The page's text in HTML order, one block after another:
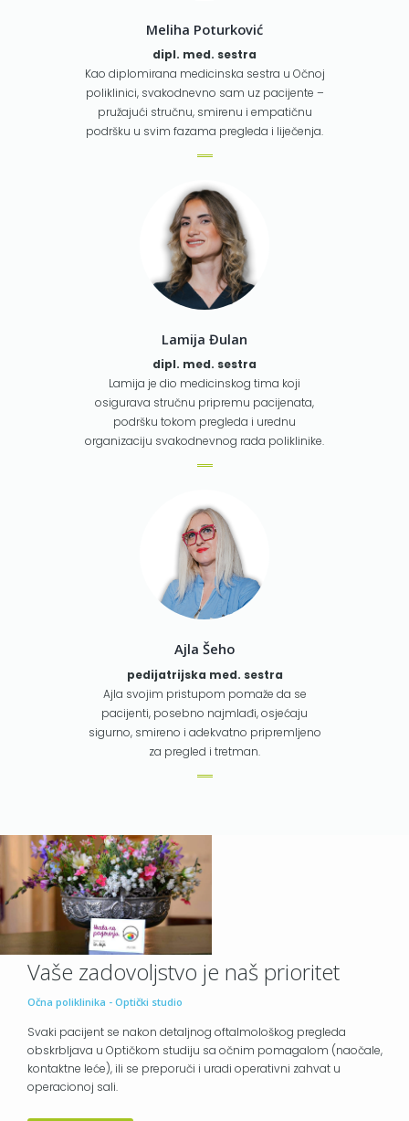
Meliha Poturković
dipl. med. sestra
Kao diplomirana medicinska sestra u Očnoj
poliklinici, svakodnevno sam uz pacijente –
pružajući stručnu, smirenu i empatičnu
podršku u svim fazama pregleda i liječenja.
Lamija Đulan
dipl. med. sestra
Lamija je dio medicinskog tima koji
osigurava stručnu pripremu pacijenata,
podršku tokom pregleda i urednu
organizaciju svakodnevnog rada poliklinike.
Ajla Šeho
pedijatrijska med. sestra
Ajla svojim pristupom pomaže da se
pacijenti, posebno najmlađi, osjećaju
sigurno, smireno i adekvatno pripremljeno
za pregled i tretman.
Vaše zadovoljstvo je naš prioritet
Očna poliklinika - Optički studio
Svaki pacijent se nakon detaljnog oftalmološkog pregleda
obskrbljava u Optičkom studiju sa očnim pomagalom (naočale,
kontaktne leće), ili se preporuči i uradi operativni zahvat u
operacionoj sali.